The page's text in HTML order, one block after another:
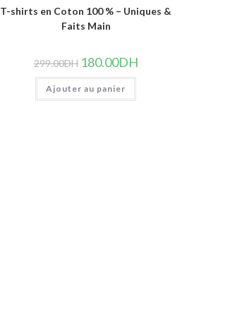
T-shirts en Coton 100 % – Uniques &
Faits Main
299.00DH Le
prix
initial
était :
299.00DH.
180.00DHLe
prix
Ajouter au panier